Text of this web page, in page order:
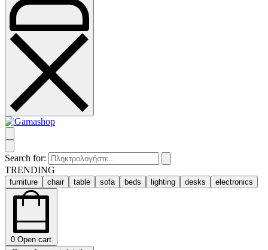
Search for:
TRENDING
furniture chair table sofa beds lighting desks electronics
0 Open cart